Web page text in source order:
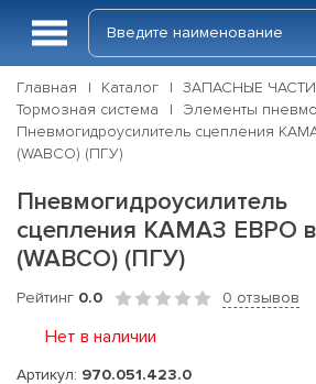
Главная Каталог
ЗАПАСНЫЕ ЧАСТИ
Тормозная система
Элементы
Пневмогидроусилитель сцепления
(WABCO) (ПГУ)
Пневмогидроусилитель
сцепления КАМАЗ ЕВРО
(WABCO) (ПГУ)
Рейтинг 0.0 0 отзывов
Нет в наличии
Артикул: 970.051.423.0